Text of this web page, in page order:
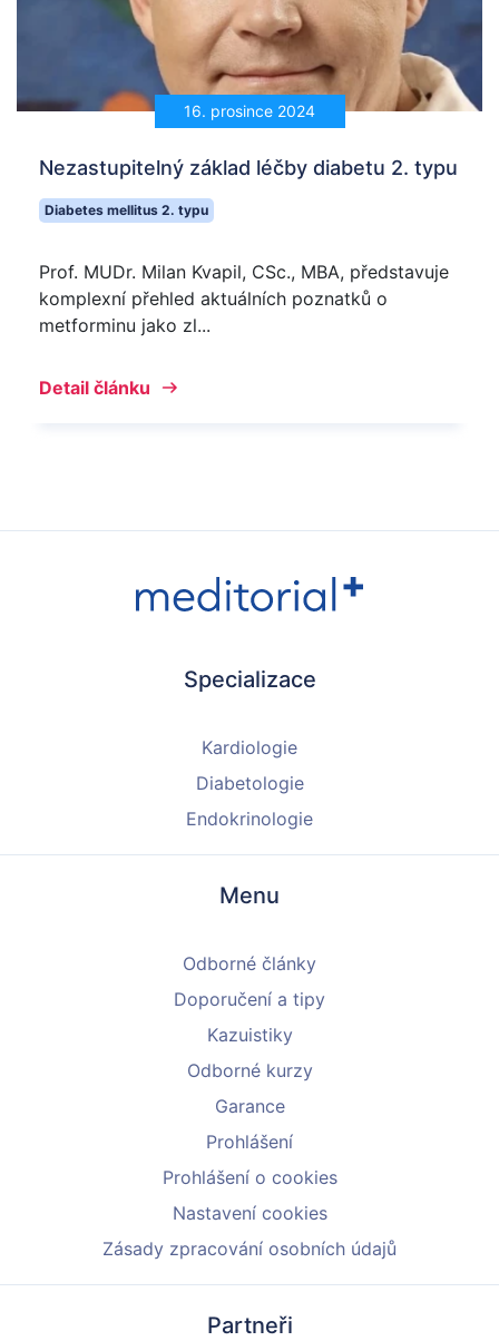
16. prosince 2024
Nezastupitelný základ léčby diabetu 2. typu
Diabetes mellitus 2. typu
Prof. MUDr. Milan Kvapil, CSc., MBA, představuje
komplexní přehled aktuálních poznatků o
metforminu jako zl...
Detail článku
Specializace
Kardiologie
Diabetologie
Endokrinologie
Menu
Odborné články
Doporučení a tipy
Kazuistiky
Odborné kurzy
Garance
Prohlášení
Prohlášení o cookies
Nastavení cookies
Zásady zpracování osobních údajů
Partneři